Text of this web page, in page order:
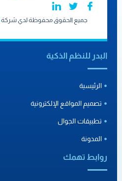
جميع الحقوق محفوظة لدي شركة
البدر للنظم الذكية
الرئيسية
تصميم المواقع الإلكترونية
تطبيقات الجوال
المدونة
روابط تهمك